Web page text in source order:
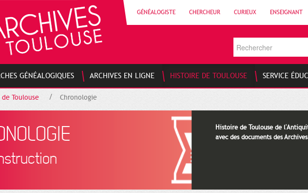
GÉNÉALOGISTE CHERCHEUR CURIEUX ENSEIGNANT
GÉNÉALOGIQUES ARCHIVES EN LIGNE HISTOIRE DE TOULOUSE SERVICE
Toulouse Chronologie
Histoire de Toulouse de
avec des documents des